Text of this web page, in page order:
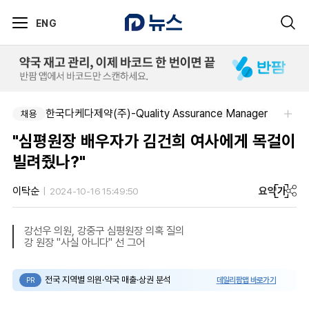
ENG
채용 주식회사 한독-[한독] 신입 및 경력 직무별 수시채용
채용 한국다케다제약(주)-Quality Assurance Manager
"심평원장 배우자가 김건희 여사에게 목걸이
빌려줬나?"
이탁순 2024-10-16 15:49:50 요약가
강선우 의원, 강중구 심평원장 의혹 질의
강 원장 "사실 아니다" 선 그어
PR 전국 지역별 의원·약국 매출·상권 분석 데일리팜맵 바로가기